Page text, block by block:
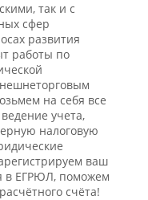
так и с
сфер
развития
работы по
на себя все
учета,
налоговую
ваш
в ЕГРЮЛ, поможем
счёта!